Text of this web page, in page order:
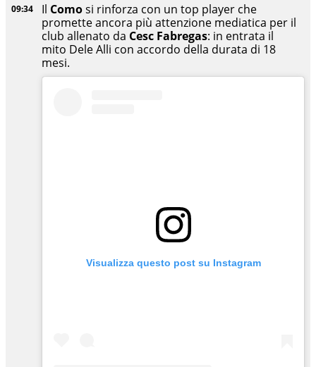
09:34 Il Comosi rinforza con un top player che
promette ancora più attenzione mediatica per il
club allenato da Cesc Fabregas: in entrata il
mito Dele Alli con accordo della durata di 18
mesi.
Visualizza questo post su Instagram